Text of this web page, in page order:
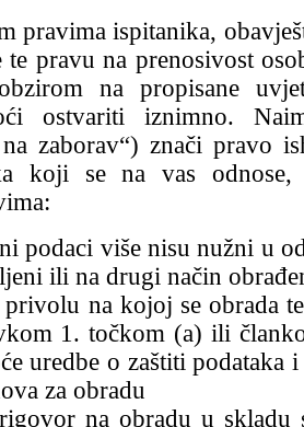
pravima ispitanika,
pravu na prenosivost
na propisane
ostvariti iznimno.
zaborav“) znači pravo
koji se na vas
podaci više nisu nužni u
ili na drugi način
privolu na kojoj se obrada
1. točkom (a) ili
uredbe o zaštiti podataka
za obradu
na obradu u skladu